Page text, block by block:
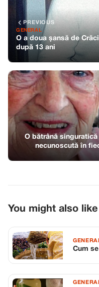
PREVIOUS
GENERAL
O a doua șansă de
după 13 ani
O bătrână
necunoscută în
You might also like
Cum